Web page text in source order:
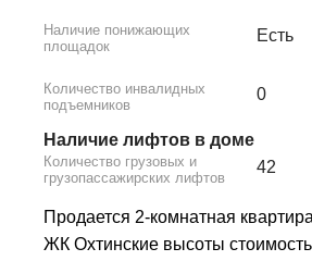
Наличие понижающих
площадок
Есть
Количество инвалидных
подъемников
0
Наличие лифтов в доме
Количество грузовых и
грузопассажирских лифтов
42
Продается 2-комнатная
ЖК Охтинские высоты